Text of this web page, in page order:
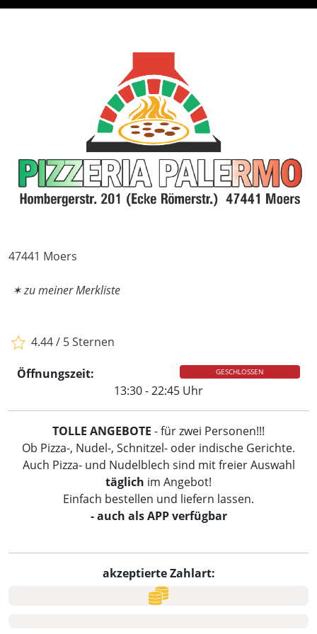
47441 Moers
✶ zu meiner Merkliste
4.44 / 5 Sternen
Öffnungszeit: GESCHLOSSEN
13:30 - 22:45 Uhr
TOLLE ANGEBOTE - für zwei Personen!!!
Ob Pizza-, Nudel-, Schnitzel- oder indische Gerichte.
Auch Pizza- und Nudelblech sind mit freier Auswahl
täglich im Angebot!
Einfach bestellen und liefern lassen.
- auch als APP verfügbar
akzeptierte Zahlart: